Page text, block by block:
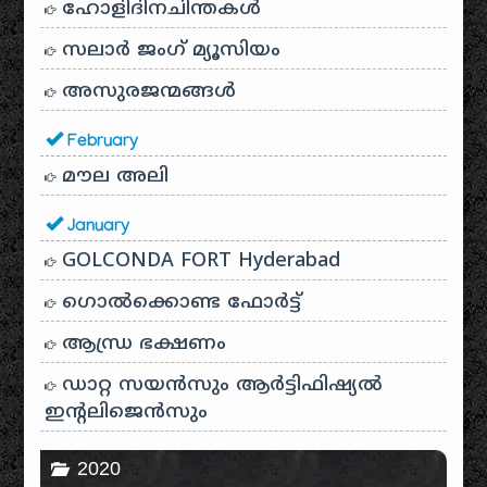
ഹോളിദിനചിന്തകൾ
സലാർ ജംഗ് മ്യൂസിയം
അസുരജന്മങ്ങൾ
February
മൗല അലി
January
GOLCONDA FORT Hyderabad
ഗൊൽക്കൊണ്ട ഫോർട്ട്
ആന്ധ്ര ഭക്ഷണം
ഡാറ്റ സയൻസും ആർട്ടിഫിഷ്യൽ
ഇൻ്റലിജെൻസും
2020